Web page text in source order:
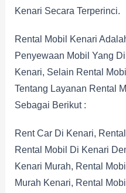
Kenari Secara Terperinci.
Rental Mobil Kenari
Penyewaan Mobil Yang
Kenari, Selain Rental
Tentang Layanan Rental
Sebagai Berikut :
Rent Car Di Kenari,
Rental Mobil Di Kenari
Kenari Murah, Rental
Murah Kenari, Rental